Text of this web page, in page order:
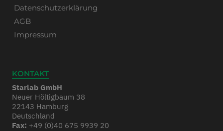
Datenschutzerklärung
AGB
Impressum
KONTAKT
Starlab GmbH
Neuer Höltigbaum 38
22143 Hamburg
Deutschland
Fax: +49 (0)40 675 9939 20